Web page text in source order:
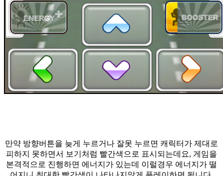
만약 방향버튼을 늦게 누르거나 잘못 누르면 캐릭터가 제대로
피하지 못하면서 보기처럼 빨간색으로 표시되는데요, 게임을
본격적으로 진행하면 에너지가 있는데 이럴경우 에너지가 떨